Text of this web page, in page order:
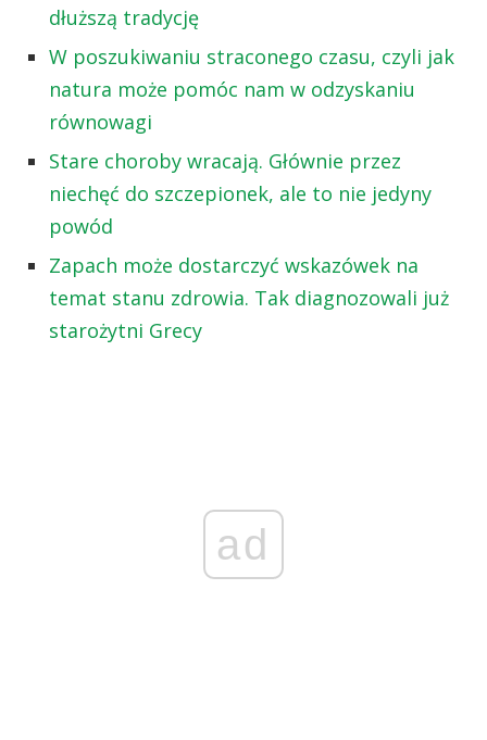
dłuższą tradycję
W poszukiwaniu straconego czasu, czyli jak
natura może pomóc nam w odzyskaniu
równowagi
Stare choroby wracają. Głównie przez
niechęć do szczepionek, ale to nie jedyny
powód
Zapach może dostarczyć wskazówek na
temat stanu zdrowia. Tak diagnozowali już
starożytni Grecy
ad